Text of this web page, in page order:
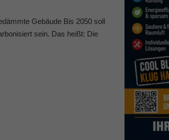
Gebäude Bis 2050 soll
sein. Das heißt: Die